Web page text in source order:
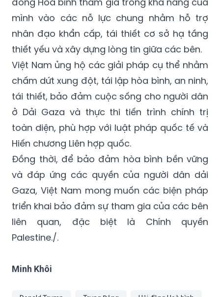
mình vào các nỗ lực chung nhằm hỗ trợ
nhân đạo khẩn cấp, tái thiết cơ sở hạ tầng
thiết yếu và xây dựng lòng tin giữa các bên.
Việt Nam ủng hộ các giải pháp cụ thể nhằm
chấm dứt xung đột, tái lập hòa bình, an ninh,
tái thiết, bảo đảm cuộc sống cho người dân
ở Dải Gaza và thực thi tiến trình chính trị
toàn diện, phù hợp với luật pháp quốc tế và
Hiến chương Liên hợp quốc.
Đồng thời, để bảo đảm hòa bình bền vững
và đáp ứng các quyền của người dân dải
Gaza, Việt Nam mong muốn các biện pháp
triển khai bảo đảm sự tham gia của các bên
liên quan, đặc biệt là Chính quyền
Palestine./.
Minh Khôi